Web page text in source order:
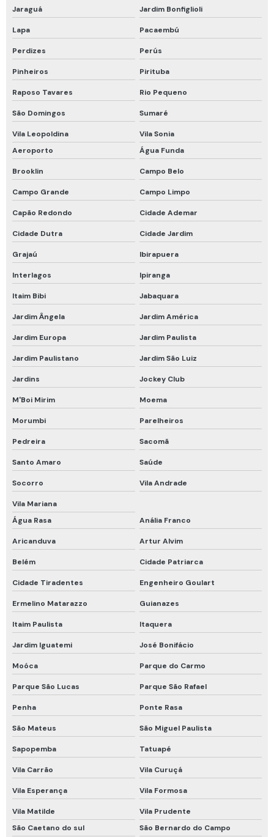
Proteção respiratória drager
Proteção respiratória para espaço confinado
Proteção respiratória para fumos metálicos
Proteção respiratória para soldador
Respirador de fuga com filtro
Respirador descartável epi
Respirador descartável pff2 vo carvão ativado
Respirador facial completo
Respirador facial inteira
Respirador motorizado drager
Respirador motorizado epi
Respirador purificador de ar motorizado
Respirador semi facial com cartucho
Respirador semi facial com filtro
Respirador semi facial com filtro químico
Respirador semi facial para vapores orgânicos
Talabarte de segurança com absorvedor de energia
Teste hidrostático cilindro de ar respirável
Trava quedas retrátil
Trava quedas retrátil 10m
Trava quedas retrátil 6 metros
Tubos colorimétricos
Tubos colorimétricos draeger
Venda de detector de gás
Vestimenta de proteção química tipo 5 e 6
Vestimenta proteção química
Equipamentos de espaço confinado
Equipamentos de resgate espaço confinado
Equipamentos de segurança para espaço confinado
Roupa de bombeiro
Jaraguá Jardim Bonfiglioli
Lapa Pacaembú
Perdizes Perús
Pinheiros Pirituba
Raposo Tavares Rio Pequeno
São Domingos Sumaré
Vila Leopoldina
Vila Sonia
Aeroporto
Água Funda
Brooklin Campo Belo
Campo Grande Campo Limpo
Capão Redondo Cidade Ademar
Cidade Dutra Cidade Jardim
Grajaú Ibirapuera
Interlagos Ipiranga
Itaim Bibi Jabaquara
Jardim Ângela Jardim América
Jardim Europa Jardim Paulista
Jardim Paulistano Jardim São Luiz
Jardins Jockey Club
M'Boi Mirim Moema
Morumbi Parelheiros
Pedreira Sacomã
Santo Amaro Saúde
Socorro Vila Andrade
Vila Mariana
Água Rasa
Anália Franco
Aricanduva Artur Alvim
Belém Cidade Patriarca
Cidade Tiradentes Engenheiro Goulart
Ermelino Matarazzo Guianazes
Itaim Paulista Itaquera
Jardim Iguatemi José Bonifácio
Moóca Parque do Carmo
Parque São Lucas Parque São Rafael
Penha Ponte Rasa
São Mateus São Miguel Paulista
Sapopemba Tatuapé
Vila Carrão Vila Curuçá
Vila Esperança Vila Formosa
Vila Matilde
Vila Prudente
São Caetano do sul
São Bernardo do Campo